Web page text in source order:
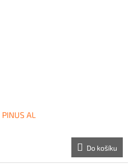
PINUS AL
Do košíku